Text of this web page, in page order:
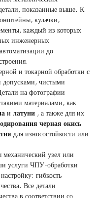
показанные выше. К
кулачки,
каждый из которых
инженерных
до
и токарной обработки с
чистыми
на фотографии
материалами, как
и латуни , а также для их
черная окись
для износостойкости или
механический узел или
услуги ЧПУ-обработки
гибкость
Все детали
в соответствии со